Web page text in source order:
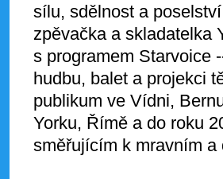
sílu, sdělnost a
zpěvačka a skladatelka
s programem Starvoice
hudbu, balet a projekci
publikum ve Vídni,
Yorku, Římě a do roku
směřujícím k mravním